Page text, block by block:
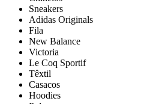
Sneakers
Adidas Originals
Fila
New Balance
Victoria
Le Coq Sportif
Têxtil
Casacos
Hoodies